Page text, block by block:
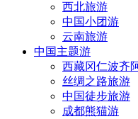
西北旅游
中国小团游
云南旅游
中国主题游
西藏冈仁波齐
丝绸之路旅游
中国徒步旅游
成都熊猫游